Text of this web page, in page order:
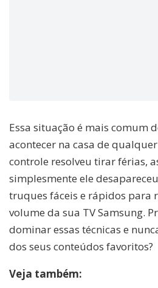
Essa situação é mais comum
acontecer na casa de
controle resolveu tirar férias,
simplesmente ele
truques fáceis e rápidos para
volume da sua TV Samsung.
dominar essas técnicas e
dos seus conteúdos favoritos?
Veja também: